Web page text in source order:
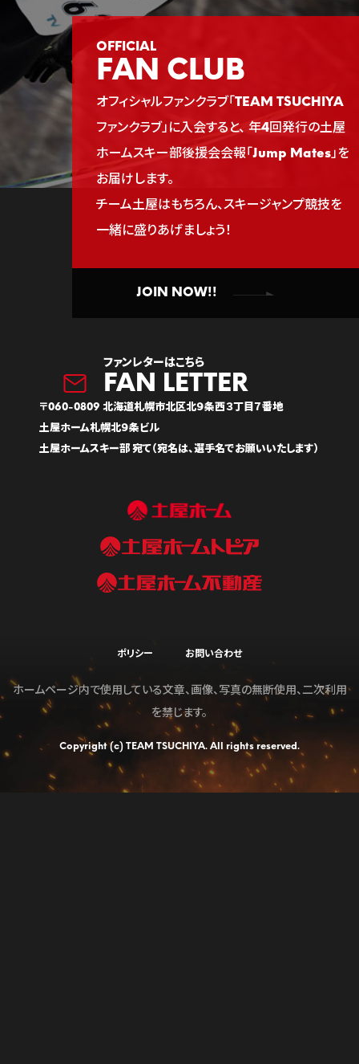
FAN CLUB
オフィシャルファンクラブ「TEAM TSUCHIYA
ファンクラブ」に入会すると、 年4回発行の土屋
ホームスキー部後援会会報「Jump Mates」を
お届けします。
チーム土屋はもちろん、スキージャンプ競技を
一緒に盛りあげましょう！
JOIN NOW!!
ファンレターはこちら
〒060-0809 北海道札幌市北区北９条西３丁目７番地
土屋ホーム札幌北９条ビル
土屋ホームスキー部 宛て（宛名は、選手名でお願いいたします）
ポリシー お問い合わせ
ホームページ内で使用している文章、画像、写真の無断使用、二次利用
を禁じます。
Copyright (c) TEAM TSUCHIYA. All rights reserved.